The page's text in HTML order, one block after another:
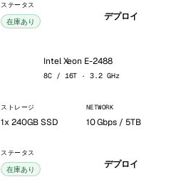
ステータス
在庫あり デプロイ
Intel Xeon E-2488
8C / 16T · 3.2 GHz
ストレージ
1x 240GB SSD
NETWORK
10 Gbps / 5TB
ステータス
在庫あり デプロイ